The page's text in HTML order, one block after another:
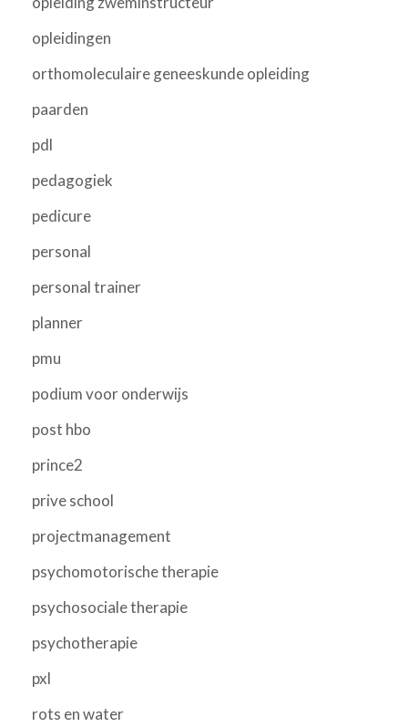
opleidingen
orthomoleculaire geneeskunde opleiding
paarden
pdl
pedagogiek
pedicure
personal
personal trainer
planner
pmu
podium voor onderwijs
post hbo
prince2
prive school
projectmanagement
psychomotorische therapie
psychosociale therapie
psychotherapie
pxl
rots en water